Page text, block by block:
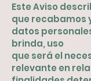
Este Aviso
que recabamos
datos
brinda, uso
que será el
relevante en